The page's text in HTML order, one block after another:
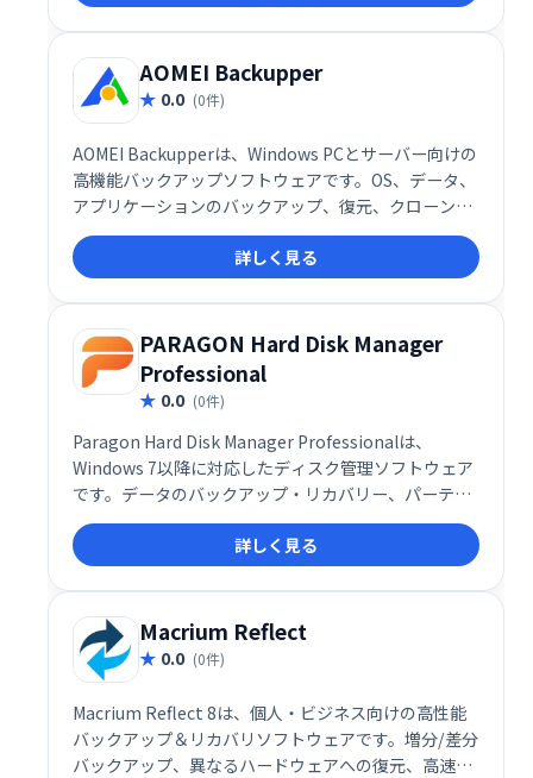
データのバックアップなどに便利で、PC環境を効率化
します。
AOMEI Backupper
0.0 (0件)
AOMEI Backupperは、Windows PCとサーバー向けの
高機能バックアップソフトウェアです。OS、データ、
アプリケーションのバックアップ、復元、クローン作
成を簡単に行えます。システムクラッシュからの迅速
な復元や異なるハードウェアへの展開も可能です。自
動バックアップ機能や柔軟なデータ復旧機能も備え、
大切なデータを万全に保護します。
詳しく見る
PARAGON Hard Disk Manager
Professional
0.0 (0件)
Paragon Hard Disk Manager Professionalは、
Windows 7以降に対応したディスク管理ソフトウェア
です。データのバックアップ・リカバリー、パーティ
ション管理、ディスク消去など、幅広い機能を提供。
システム移行やブート問題解決を容易にし、データの
安全性を高めます。ディスクの整理、機密情報の漏洩
防止にも効果的で、効率的なデータ管理を実現しま
す。
詳しく見る
Macrium Reflect
0.0 (0件)
Macrium Reflect 8は、個人・ビジネス向けの高性能
バックアップ＆リカバリソフトウェアです。増分/差分
バックアップ、異なるハードウェアへの復元、高速デ